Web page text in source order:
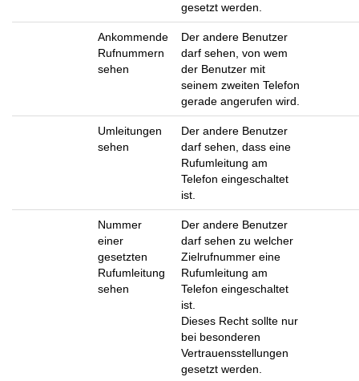
gesetzt werden.
Ankommende
Rufnummern
sehen
Der andere Benutzer
darf sehen, von wem
der Benutzer mit
seinem zweiten Telefon
gerade angerufen wird.
Umleitungen
sehen
Der andere Benutzer
darf sehen, dass eine
Rufumleitung am
Telefon eingeschaltet
ist.
Nummer
einer
gesetzten
Rufumleitung
sehen
Der andere Benutzer
darf sehen zu welcher
Zielrufnummer eine
Rufumleitung am
Telefon eingeschaltet
ist.
Dieses Recht sollte nur
bei besonderen
Vertrauensstellungen
gesetzt werden.